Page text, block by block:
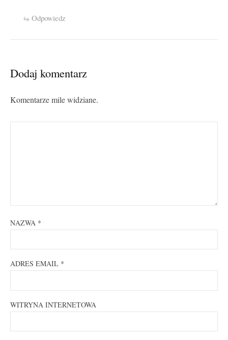
Odpowiedz
Dodaj komentarz
Komentarze mile widziane.
NAZWA *
ADRES EMAIL *
WITRYNA INTERNETOWA